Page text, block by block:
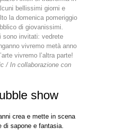
bellissimi giorni e
la domenica pomeriggio
di giovanissimi.
sono invitati: vedrete
vivremo metà anno
vivremo l’altra parte!
/ In collaborazione con
show
crea e mette in scena
di sapone e fantasia.